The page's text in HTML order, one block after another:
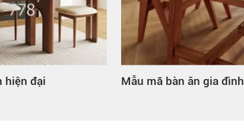
Bàn ăn gia đình hình tròn